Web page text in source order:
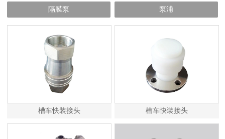
隔膜泵 泵浦
槽车快装接头 槽车快装接头